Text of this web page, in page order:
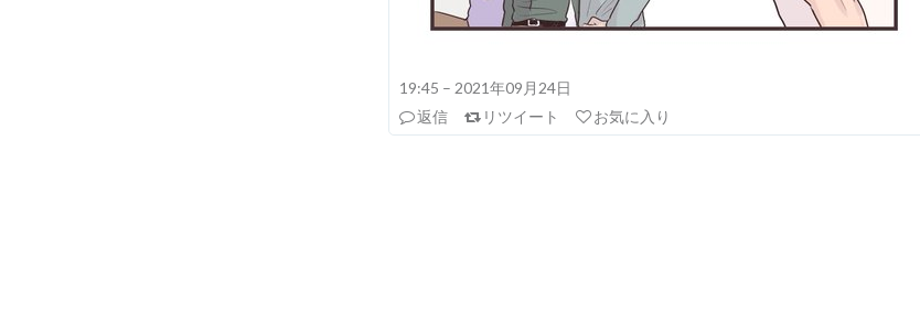
19:45 – 2021年09月24日
返信
リツイート お気に入り